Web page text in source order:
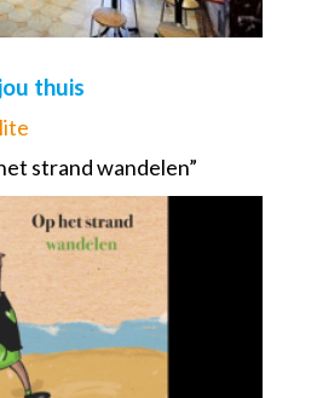
thuis
strand wandelen”